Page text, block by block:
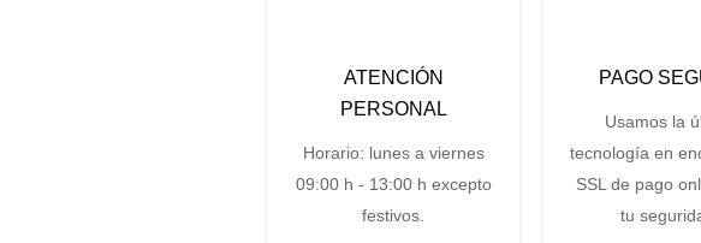
ATENCIÓN
PERSONAL
Horario: lunes a viernes
09:00 h - 13:00 h excepto
festivos.
PAGO
Usamos la
tecnología en
SSL de pago
tu